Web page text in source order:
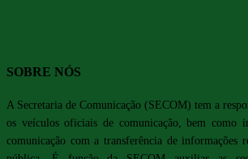
SOBRE NÓS
A Secretaria de Comunicação (SECOM) tem a
os veículos oficiais de comunicação, bem como
comunicação com a transferência de informações